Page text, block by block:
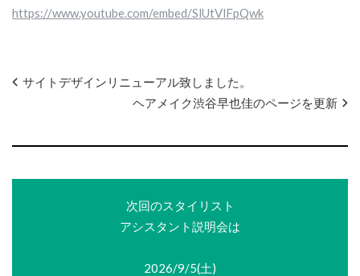
https://www.youtube.com/embed/SlUtVlFpQwk
サイトデザインリニューアル致しました。
ヘアメイク渋谷早也佳のページを更新
次回のスタイリスト
アシスタント説明会は
2026/9/5(土)